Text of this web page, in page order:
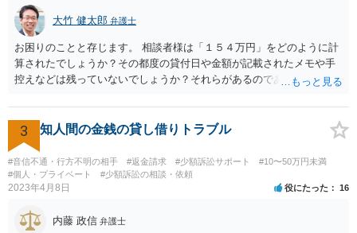
大竹 健太郎 弁護士
お困りのことと存じます。 相談者様は「１５４万円」をどのように計
算されたでしょうか？その都度の貸付日や金額が記載されたメモや手
控えなどは残っていないでしょうか？それらがあるのであればメール
です。 彼の住所については住民票上の住所であれば調査することは可
能です。 弁護士に依頼した際の費用にいては現在弁護士費用が自由化
されており法律事務所によって異なりますので、あくまで目安となり
ますが、交渉を依頼すると①着手金が請求額×8％or10万円の高い方、
②成功報酬が16％、③実費というところでしょうか。法律事務所によ
っては別途日当を請求するところもあると思います。 勝訴の見込みや
お伺いできればお伝えさせていただきますので、宜しければ、個別に
3 知人間の金銭の貸し借りトラブル
#音信不通・行方不明の相手 #返金請求 #少額訴訟サポート
#10〜50万円未満
#個人・プライベート
#少額訴訟の相談・依頼
2023年4月8日 役にたった 16
内藤 政信 弁護士